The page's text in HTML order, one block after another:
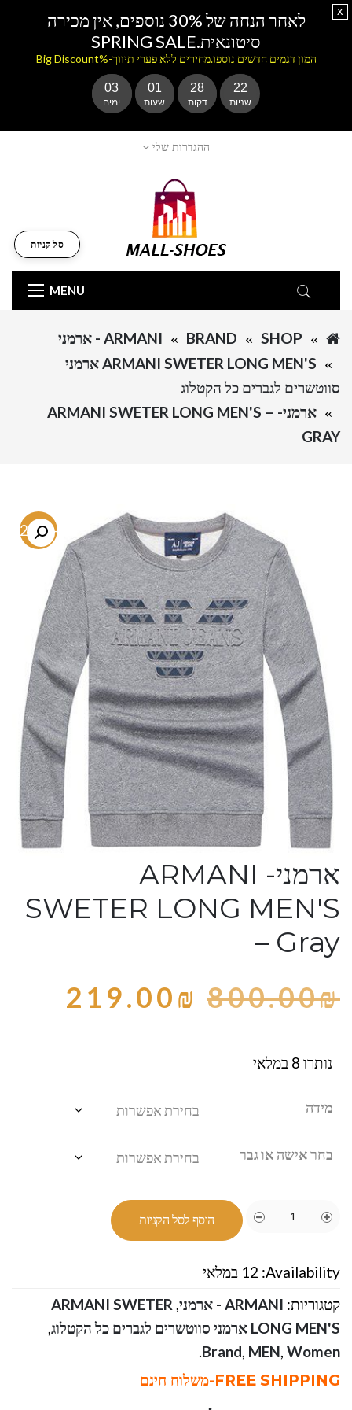
ההגדרות שלי
MENU
סל קניות
SHOP
BRAND
ARMANI - ארמני
ARMANI SWETER LONG MEN'S ארמני
סווטשרים לגברים כל הקטלוג
ארמני- ARMANI SWETER LONG MEN'S –
GRAY
-72.6%
ארמני- ARMANI
SWETER LONG MEN'S
– Gray
800.00₪
219.00₪
נותרו 8 במלאי
מידה
בחר אישה או גבר
הוסף לסל הקניות
Availability: 12 במלאי
קטגוריות: ARMANI - ארמני ,
ARMANI SWETER
LONG MEN'S ארמני סווטשרים לגברים כל הקטלוג
,
Brand, MEN, Women
.
FREE SHIPPING-משלוח חינם
לאחר הנחה של 30% נוספים, אין מכירה
סיטונאית.SPRING SALE
המון דגמים חדשים נוספו.מחירים ללא פערי תיווך-%Big Discount
03
ימים
01
שעות
28
דקות
22
שניות
x